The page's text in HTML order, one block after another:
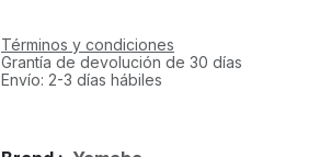
Términos y condiciones
Grantía de devolución de 30 días
Envío: 2-3 días hábiles